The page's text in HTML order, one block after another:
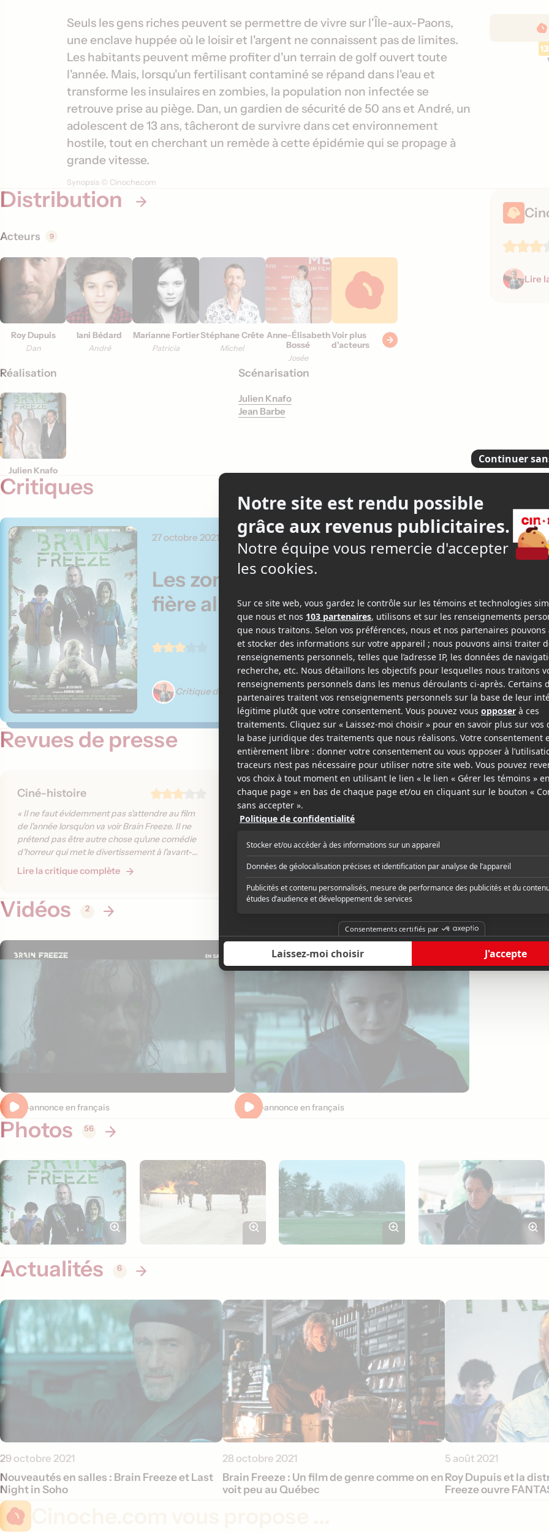
o
s
S
y
n
o
p
s
i
s
Seuls les gens riches peuvent se permettre de vivre sur l'Île-aux-Paons,
une enclave huppée où le loisir et l'argent ne connaissent pas de limites.
Les habitants peuvent même profiter d'un terrain de golf ouvert toute
l'année. Mais, lorsqu'un fertilisant contaminé se répand dans l'eau et
transforme les insulaires en zombies, la population non infectée se
retrouve prise au piège. Dan, un gardien de sécurité de 50 ans et André, un
adolescent de 13 ans, tâcheront de survivre dans cet environnement
hostile, tout en cherchant un remède à cette épidémie qui se propage à
grande vitesse.
Synopsis © Cinoche.com
Distribution
Acteurs 9
Roy Dupuis
Dan
Iani Bédard
André
Marianne Fortier
Patricia
Stéphane Crête
Michel
Anne-Élisabeth
Bossé
Josée
Voir plus
d'acteurs
Réalisation
Julien Knafo
Scénarisation
Julien Knafo
Jean Barbe
Lire
Critiques
27 octobre 2021
Les zombies québécois ont
fière allure
Critique de Élizabeth Lepage-Boily
4
Revues de presse
Ciné-histoire
« Il ne faut évidemment pas s'attendre au film
de l'année lorsqu'on va voir Brain Freeze. Il ne
prétend pas être autre chose qu'une comédie
d'horreur qui met le divertissement à l'avant-
plan, et à cet égard, c'est somme toute mission
Lire la critique complète
KinoCulture Montréal
« Julien Knafo sait quand même assez de
choses sur le genre, maintes fois abordé. C'est
hilarant, ludique, délicieusement merdique, et
bien. »
Lire la critique complète
Journal de
« Malgré ses
Lire la critique
Vidéos 2
Bande-annonce en français Bande-annonce en français
Photos 56
Actualités 6
29 octobre 2021
Nouveautés en salles : Brain Freeze et Last
Night in Soho
28 octobre 2021
Brain Freeze : Un film de genre comme on en
voit peu au Québec
5 août 2021
Roy Dupuis et la
Freeze ouvre